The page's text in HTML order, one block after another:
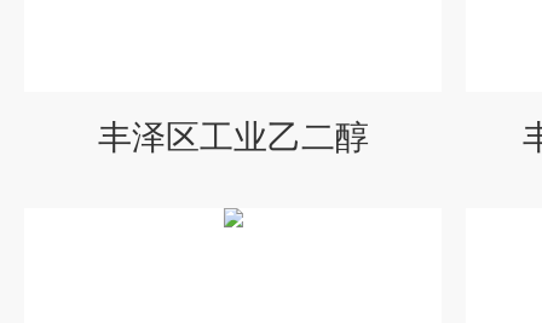
丰泽区工业乙二醇